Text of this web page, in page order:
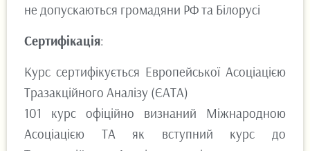
не допускаються громадяни РФ та Білорусі
Сертифікація:
Курс сертифікується Европейської Асоціацією
Тразакційного Аналізу (ЄАТА)
101 курс офіційно визнаний Міжнародною
Асоціацією ТА як вступний курс до